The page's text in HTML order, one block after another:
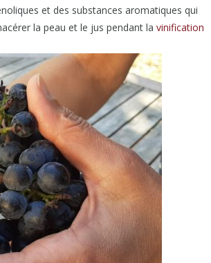
et des substances aromatiques qui
la peau et le jus pendant la vinification